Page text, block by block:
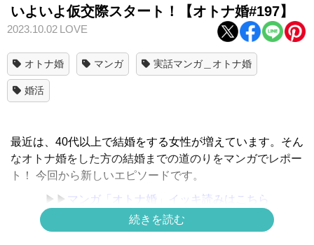
いよいよ仮交際スタート！【オトナ婚#197】
2023.10.02 LOVE
オトナ婚 マンガ 実話マンガ＿オトナ婚
婚活
最近は、40代以上で結婚をする女性が増えています。そん
なオトナ婚をした方の結婚までの道のりをマンガでレポー
ト！ 今回から新しいエピソードです。
▶▶ マンガ「オトナ婚」イッキ読みはこちら
【40代、50代で結婚！経験者が明かす私がオトナ婚でき
続きを読む